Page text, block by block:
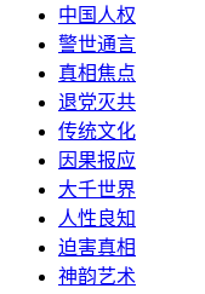
中国人权
警世通言
真相焦点
退党灭共
传统文化
因果报应
大千世界
人性良知
迫害真相
神韵艺术